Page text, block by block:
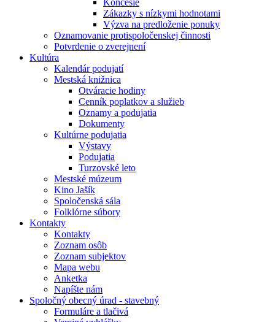
Koncesie
Zákazky s nízkymi hodnotami
Výzva na predloženie ponuky
Oznamovanie protispoločenskej činnosti
Potvrdenie o zverejnení
Kultúra
Kalendár podujatí
Mestská knižnica
Otváracie hodiny
Cenník poplatkov a služieb
Oznamy a podujatia
Dokumenty
Kultúrne podujatia
Výstavy
Podujatia
Turzovské leto
Mestské múzeum
Kino Jašík
Spoločenská sála
Folklórne súbory
Kontakty
Kontakty
Zoznam osôb
Zoznam subjektov
Mapa webu
Anketka
Napíšte nám
Spoločný obecný úrad - stavebný
Formuláre a tlačivá